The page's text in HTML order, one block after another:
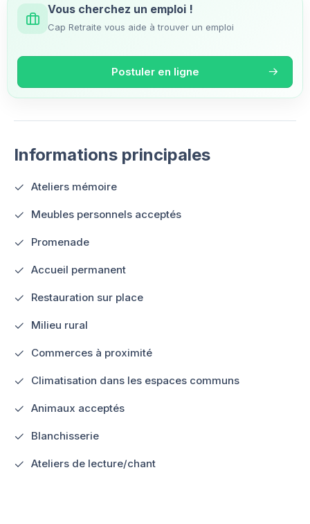
Vous cherchez un emploi !
Cap Retraite vous aide à trouver un emploi
Postuler en ligne
Informations principales
Ateliers mémoire
Meubles personnels acceptés
Promenade
Accueil permanent
Restauration sur place
Milieu rural
Commerces à proximité
Climatisation dans les espaces communs
Animaux acceptés
Blanchisserie
Ateliers de lecture/chant